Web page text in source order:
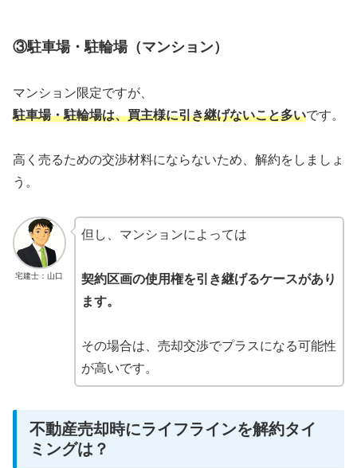
③駐車場・駐輪場（マンション）
マンション限定ですが、
駐車場・駐輪場は、買主様に引き継げないこと多いです。
高く売るための交渉材料にならないため、解約をしましょ
う。
宅建士：山口
但し、マンションによっては
契約区画の使用権を引き継げるケースがあり
ます。
その場合は、売却交渉でプラスになる可能性
が高いです。
不動産売却時にライフラインを解約タイ
ミングは？